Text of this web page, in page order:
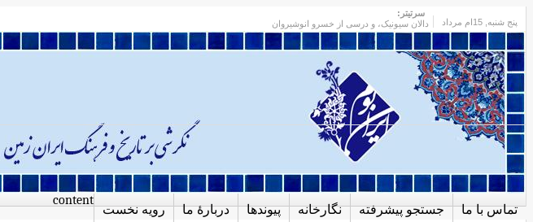
پنج شنبه
سرتیتر:
دالان سیونیک، و درسی از خسرو انوشیروان
رویه نخست دربارهٔ ما پیوندها نگارخانه جستجو پیشرفته تماس با ما
content